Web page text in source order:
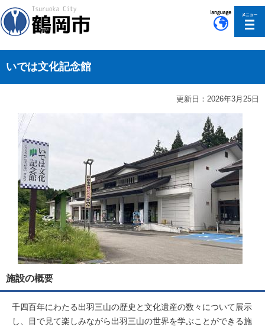
いでは文化記念館
更新日：2026年3月25日
施設の概要
千四百年にわたる出羽三山の歴史と文化遺産の数々について展示
し、目で見て楽しみながら出羽三山の世界を学ぶことができる施